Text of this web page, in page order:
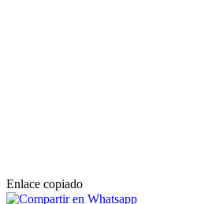
Enlace copiado